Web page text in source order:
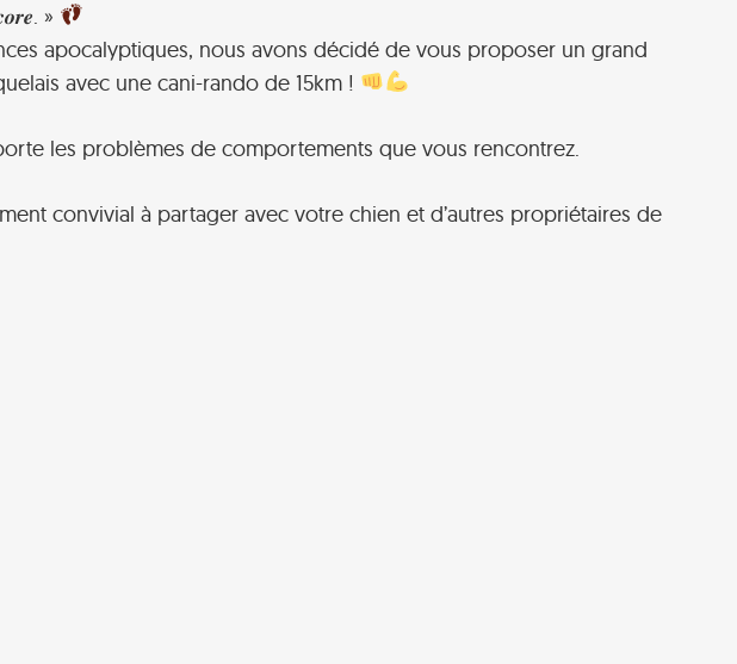
»
apocalyptiques, nous avons décidé de vous proposer un grand
avec une cani-rando de 15km !
les problèmes de comportements que vous rencontrez.
convivial à partager avec votre chien et d’autres propriétaires de